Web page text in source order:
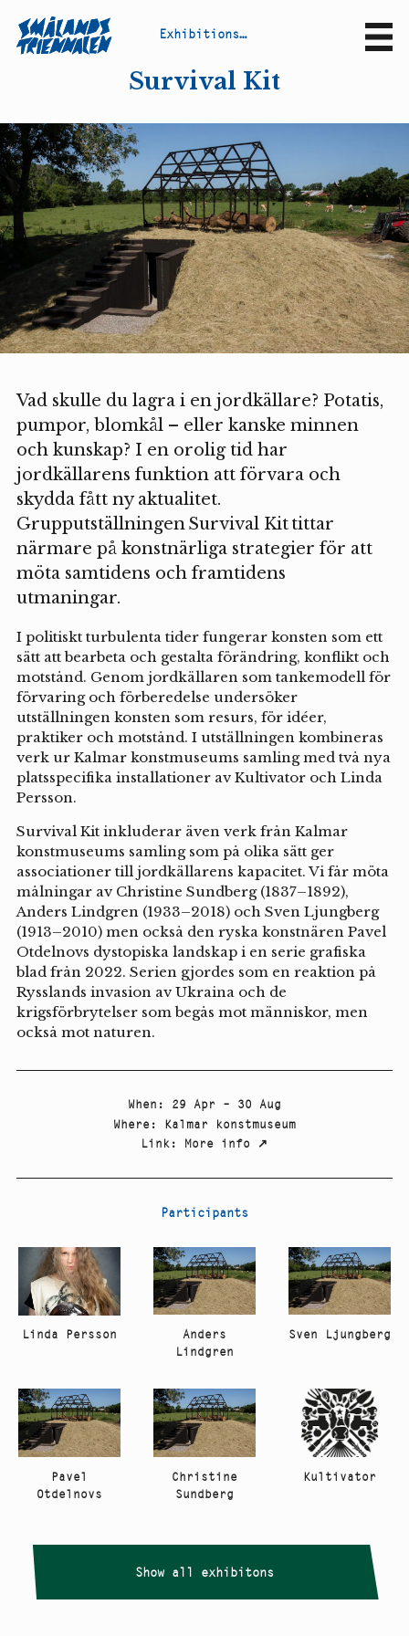
Exhibitions &
Survival Kit
Vad skulle du lagra i en jordkällare? Potatis,
pumpor, blomkål – eller kanske minnen
och kunskap? I en orolig tid har
jordkällarens funktion att förvara och
skydda fått ny aktualitet.
Grupputställningen Survival Kit tittar
närmare på konstnärliga strategier för att
möta samtidens och framtidens
utmaningar.
I politiskt turbulenta tider fungerar konsten som ett
sätt att bearbeta och gestalta förändring, konflikt och
motstånd. Genom jordkällaren som tankemodell för
förvaring och förberedelse undersöker
utställningen konsten som resurs, för idéer,
praktiker och motstånd. I utställningen kombineras
verk ur Kalmar konstmuseums samling med två nya
platsspecifika installationer av Kultivator och Linda
Persson.
Survival Kit inkluderar även verk från Kalmar
konstmuseums samling som på olika sätt ger
associationer till jordkällarens kapacitet. Vi får möta
målningar av Christine Sundberg (1837–1892),
Anders Lindgren (1933–2018) och Sven Ljungberg
(1913–2010) men också den ryska konstnären Pavel
Otdelnovs dystopiska landskap i en serie grafiska
blad från 2022. Serien gjordes som en reaktion på
Rysslands invasion av Ukraina och de
krigsförbrytelser som begås mot människor, men
också mot naturen.
When : 29 Apr – 30 Aug
Where : Kalmar konstmuseum
Link: More info ↗
Participants
Linda Persson
Anders
Lindgren
Sven Ljungberg
Pavel
Otdelnovs
Christine
Sundberg
Kultivator
Show all exhibitons